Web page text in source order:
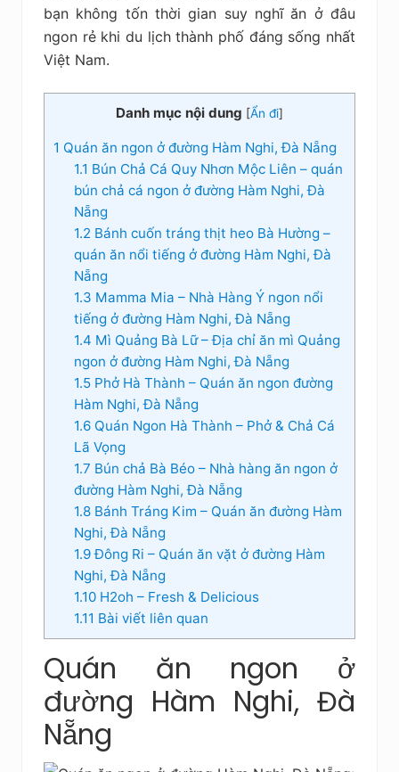
bạn không tốn thời gian suy nghĩ ăn ở đâu
ngon rẻ khi du lịch thành phố đáng sống nhất
Việt Nam.
Danh mục nội dung [Ẩn đi]
1 Quán ăn ngon ở đường Hàm Nghi, Đà Nẵng
1.1 Bún Chả Cá Quy Nhơn Mộc Liên – quán
bún chả cá ngon ở đường Hàm Nghi, Đà
Nẵng
1.2 Bánh cuốn tráng thịt heo Bà Hường –
quán ăn nổi tiếng ở đường Hàm Nghi, Đà
Nẵng
1.3 Mamma Mia – Nhà Hàng Ý ngon nổi
tiếng ở đường Hàm Nghi, Đà Nẵng
1.4 Mì Quảng Bà Lữ – Địa chỉ ăn mì Quảng
ngon ở đường Hàm Nghi, Đà Nẵng
1.5Phở Hà Thành – Quán ăn ngon đường
Hàm Nghi, Đà Nẵng
1.6Quán Ngon Hà Thành – Phở & Chả Cá
Lã Vọng
1.7 Bún chả Bà Béo – Nhà hàng ăn ngon ở
đường Hàm Nghi, Đà Nẵng
1.8Bánh Tráng Kim – Quán ăn đường Hàm
Nghi, Đà Nẵng
1.9Đông Ri – Quán ăn vặt ở đường Hàm
Nghi, Đà Nẵng
1.10H2oh – Fresh & Delicious
1.11 Bài viết liên quan
Quán ăn ngon ở
đường Hàm Nghi, Đà
Nẵng